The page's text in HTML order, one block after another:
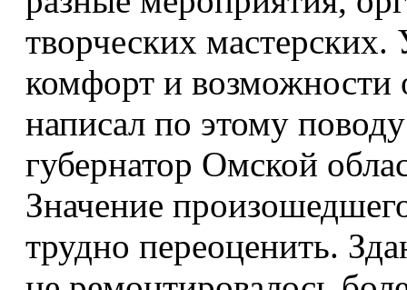
творческих
комфорт и возможности
написал по этому
губернатор Омской
Значение
трудно переоценить.